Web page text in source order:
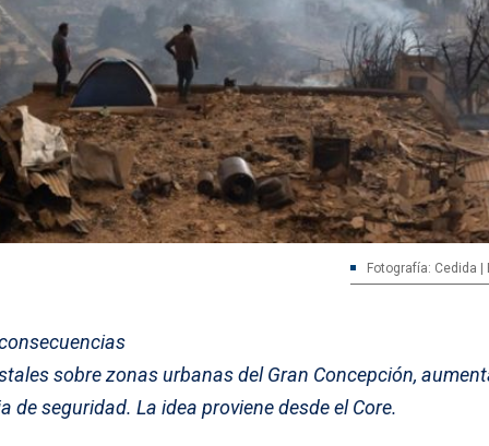
Fotografía: Cedida |
sobre zonas urbanas del Gran Concepción,
de seguridad. La idea proviene desde el Core.